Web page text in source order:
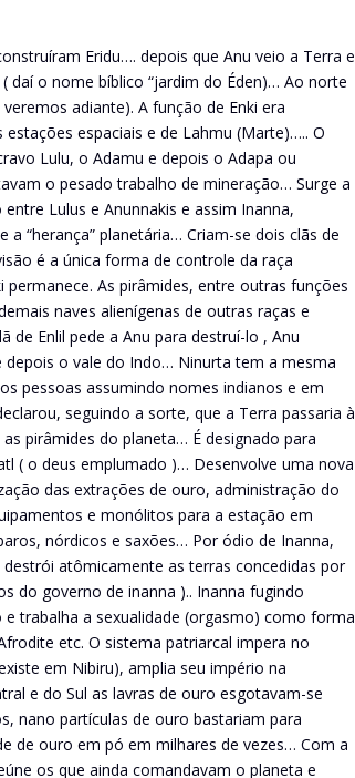
Eridu…. depois que Anu veio a Terra e
daí o nome bíblico “jardim do Éden)… Ao norte
adiante). A função de Enki era
espaciais e de Lahmu (Marte)….. O
Lulu, o Adamu e depois o Adapa ou
o pesado trabalho de mineração… Surge a
Lulus e Anunnakis e assim Inanna,
“herança” planetária… Criam-se dois clãs de
é a única forma de controle da raça
As pirâmides, entre outras funções
naves alienígenas de outras raças e
de Enlil pede a Anu para destruí-lo , Anu
o vale do Indo… Ninurta tem a mesma
pessoas assumindo nomes indianos e em
seguindo a sorte, que a Terra passaria à
pirâmides do planeta… É designado para
( o deus emplumado )… Desenvolve uma nova
das extrações de ouro, administração do
e monólitos para a estação em
nórdicos e saxões… Por ódio de Inanna,
atômicamente as terras concedidas por
do governo de inanna ).. Inanna fugindo
trabalha a sexualidade (orgasmo) como forma
etc. O sistema patriarcal impera no
em Nibiru), amplia seu império na
e do Sul as lavras de ouro esgotavam-se
nano partículas de ouro bastariam para
de ouro em pó em milhares de vezes… Com a
os que ainda comandavam o planeta e